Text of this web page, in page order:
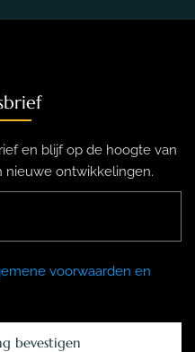
en blijf op de hoogte van
nieuwe ontwikkelingen.
voorwaarden en
bevestigen